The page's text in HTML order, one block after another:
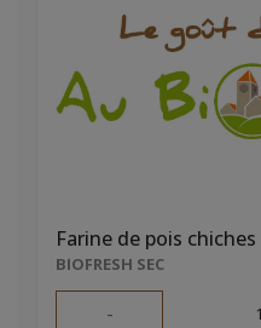
Farine de pois
BIOFRESH SEC
- 1